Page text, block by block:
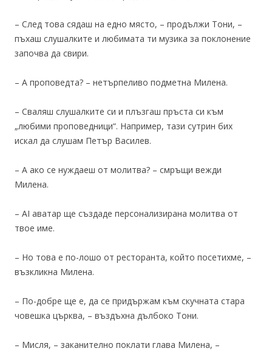
– След това сядаш на едно място, – продължи Тони, –
пъхаш слушалките и любимата ти музика за поклонение
започва да свири.
– А проповедта? – нетърпеливо подметна Милена.
– Сваляш слушалките си и плъзгаш пръста си към
„любими проповедници“. Например, тази сутрин бих
искал да слушам Петър Василев.
– А ако се нуждаеш от молитва? – смръщи вежди
Милена.
– AI аватар ще създаде персонализирана молитва от
твое име.
– Но това е по-лошо от ресторанта, който посетихме, –
възкликна Милена.
– По-добре ще е, да се придържам към скучната стара
човешка църква, – въздъхна дълбоко Тони.
– Мисля, – заканително поклати глава Милена, –